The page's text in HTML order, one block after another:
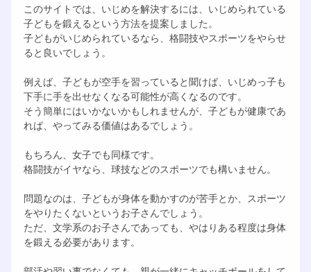
このサイトでは、いじめを解決するには、いじめられている
子どもを鍛えるという方法を提案しました。
子どもがいじめられているなら、格闘技やスポーツをやらせ
ると良いでしょう。
例えば、子どもが空手を習っていると聞けば、いじめっ子も
下手に手を出せなくなる可能性が高くなるのです。
そう簡単にはいかないかもしれませんが、子どもが健康であ
れば、やってみる価値はあるでしょう。
もちろん、女子でも同様です。
格闘技がイヤなら、球技などのスポーツでも構いません。
問題なのは、子どもが身体を動かすのが苦手とか、スポーツ
をやりたくないというお子さんでしょう。
ただ、文学系のお子さんであっても、やはりある程度は身体
を鍛える必要があります。